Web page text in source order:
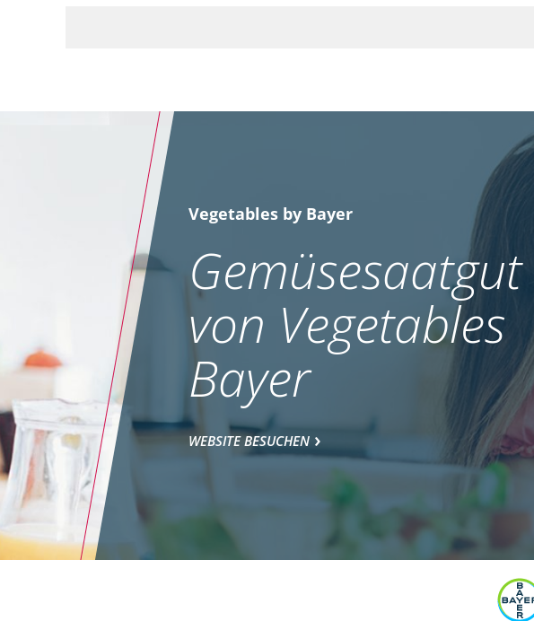
Vegetables by Bayer
Gemüsesaatgut
von Vegetables
Bayer
WEBSITE BESUCHEN